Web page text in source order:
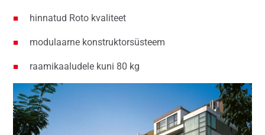
hinnatud Roto kvaliteet
modulaarne konstruktorsüsteem
raamikaaludele kuni 80 kg